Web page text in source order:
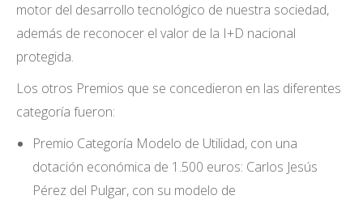
motor del desarrollo tecnológico de nuestra sociedad,
además de reconocer el valor de la I+D nacional
protegida.
Los otros Premios que se concedieron en las diferentes
categoría fueron:
Premio Categoría Modelo de Utilidad, con una
dotación económica de 1.500 euros: Carlos Jesús
Pérez del Pulgar, con su modelo de